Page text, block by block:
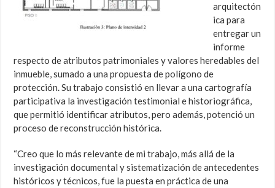
arquitectón
ica para
entregar un
informe
respecto de atributos patrimoniales y valores heredables del
inmueble, sumado a una propuesta de polígono de
protección. Su trabajo consistió en llevar a una cartografía
participativa la investigación testimonial e historiográfica,
que permitió identificar atributos, pero además, potenció un
proceso de reconstrucción histórica.
“Creo que lo más relevante de mi trabajo, más allá de la
investigación documental y sistematización de antecedentes
históricos y técnicos, fue la puesta en práctica de una